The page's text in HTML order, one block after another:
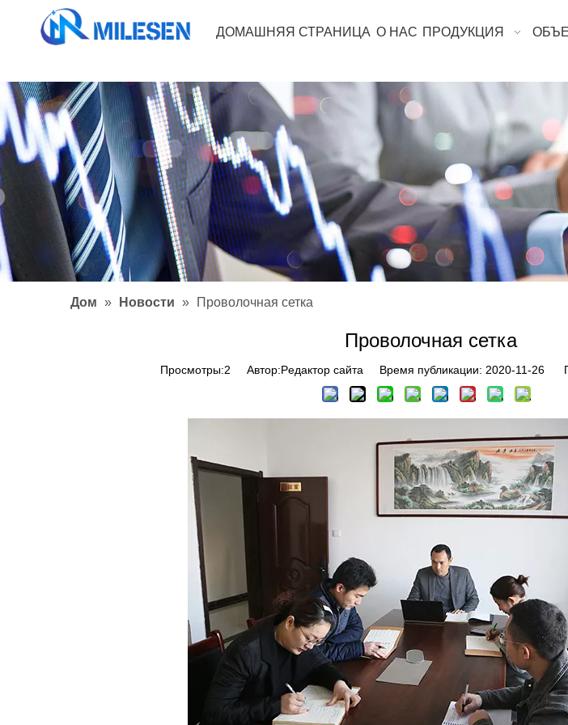
ДОМАШНЯЯ СТРАНИЦА О НАС ПРОДУКЦИЯ
Дом » Новости » Проволочная сетка
Проволочная сетка
Просмотры:2 Автор:Pедактор сайта Время публикации: 2020-11-26